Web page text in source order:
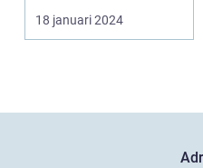
övergripande, grundlig
över...
18 januari 2024